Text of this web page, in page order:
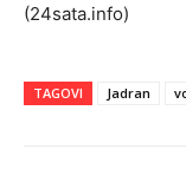
(24sata.info)
TAGOVI Jadran